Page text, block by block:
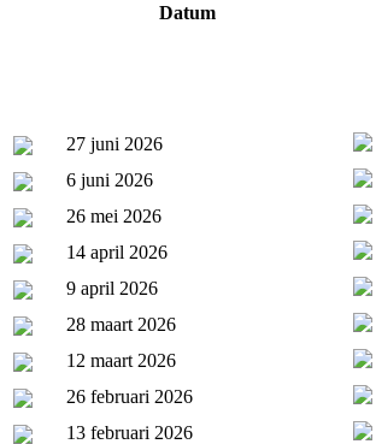
Datum
27 juni 2026
6 juni 2026
26 mei 2026
14 april 2026
9 april 2026
28 maart 2026
12 maart 2026
26 februari 2026
13 februari 2026